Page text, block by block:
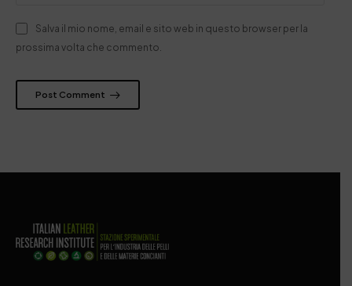
Salva il mio nome, email e sito web in questo browser per la
prossima volta che commento.
Post Comment